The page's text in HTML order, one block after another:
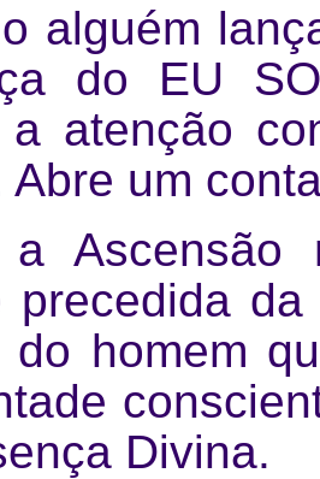
alguém
do EU
a atenção
Abre um
a
precedida
do homem
Divina.